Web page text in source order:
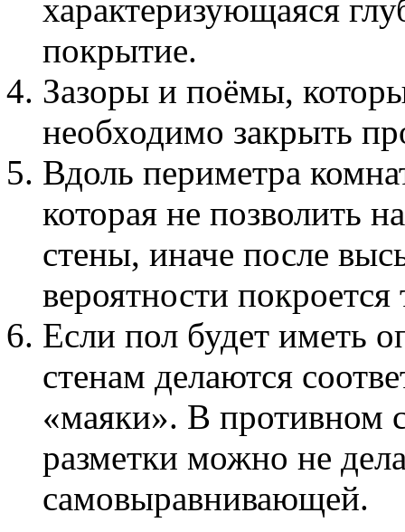
характеризующаяся
покрытие.
Зазоры и поёмы,
необходимо закрыть
Вдоль периметра
которая не позволить
стены, иначе после
вероятности
Если пол будет иметь
стенам делаются
«маяки». В противном
разметки можно не
самовыравнивающей.